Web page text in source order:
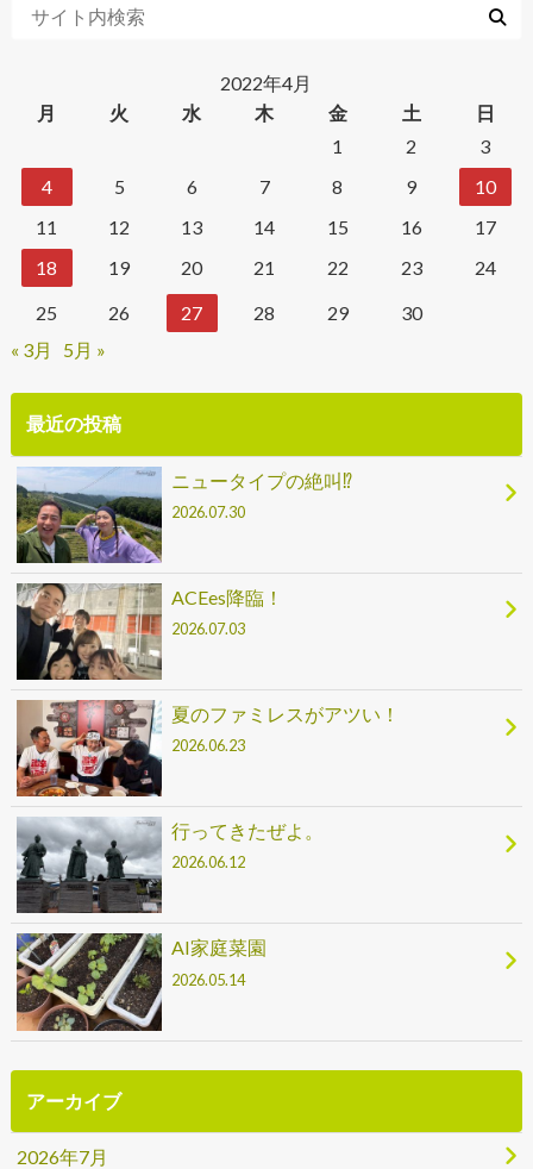
2022年4月
月
火 水 木 金 土
日
1
2
3
4
5 6 7 8 9
10
11
12 13 14 15 16
17
18
19 20 21 22 23
24
25
26 27 28 29
30
« 3月
5月 »
最近の投稿
ニュータイプの絶叫⁉
2026.07.30
ACEes降臨！
2026.07.03
夏のファミレスがアツい！
2026.06.23
行ってきたぜよ。
2026.06.12
AI家庭菜園
2026.05.14
アーカイブ
2026年7月